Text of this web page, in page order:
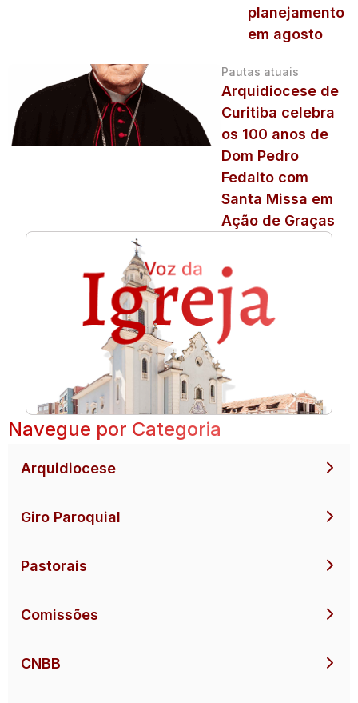
planejamento
em agosto
Pautas atuais
Arquidiocese de
Curitiba celebra
os 100 anos de
Dom Pedro
Fedalto com
Santa Missa em
Ação de Graças
Navegue por Categoria
Arquidiocese
Giro Paroquial
Pastorais
Comissões
CNBB